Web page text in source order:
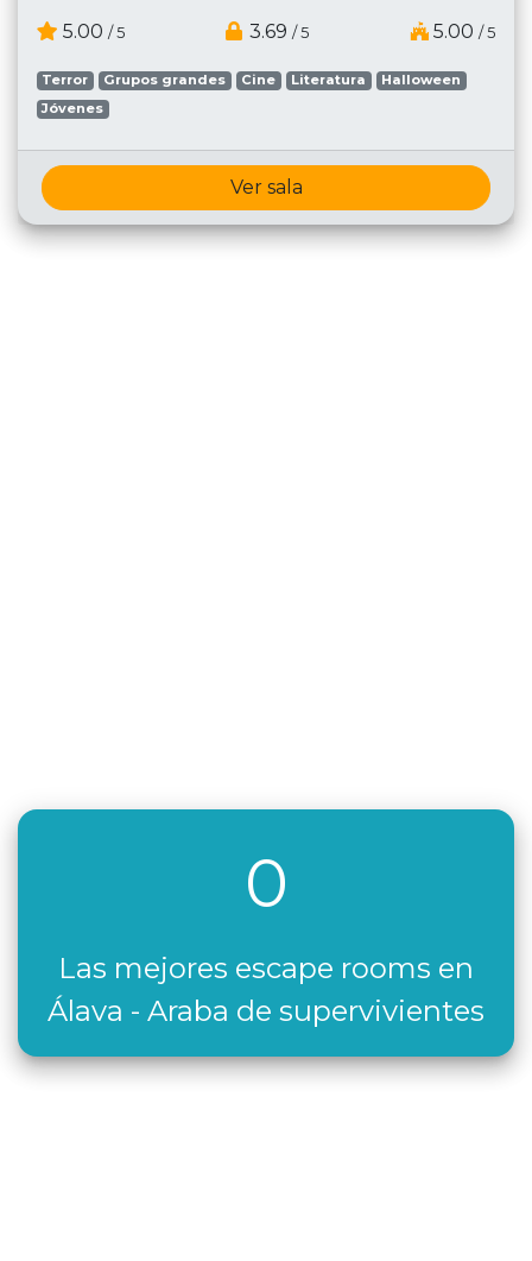
5.00 / 5 3.69 / 5 5.00 / 5
Terror Grupos grandes Cine Literatura
Halloween
Jóvenes
Ver sala
0
Las mejores escape rooms en
Álava - Araba de supervivientes